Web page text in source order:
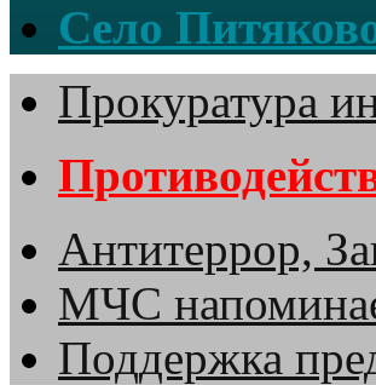
Село
Прокуратура
Антитеррор,
МЧС
Поддержка